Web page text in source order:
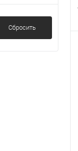
Сбросить